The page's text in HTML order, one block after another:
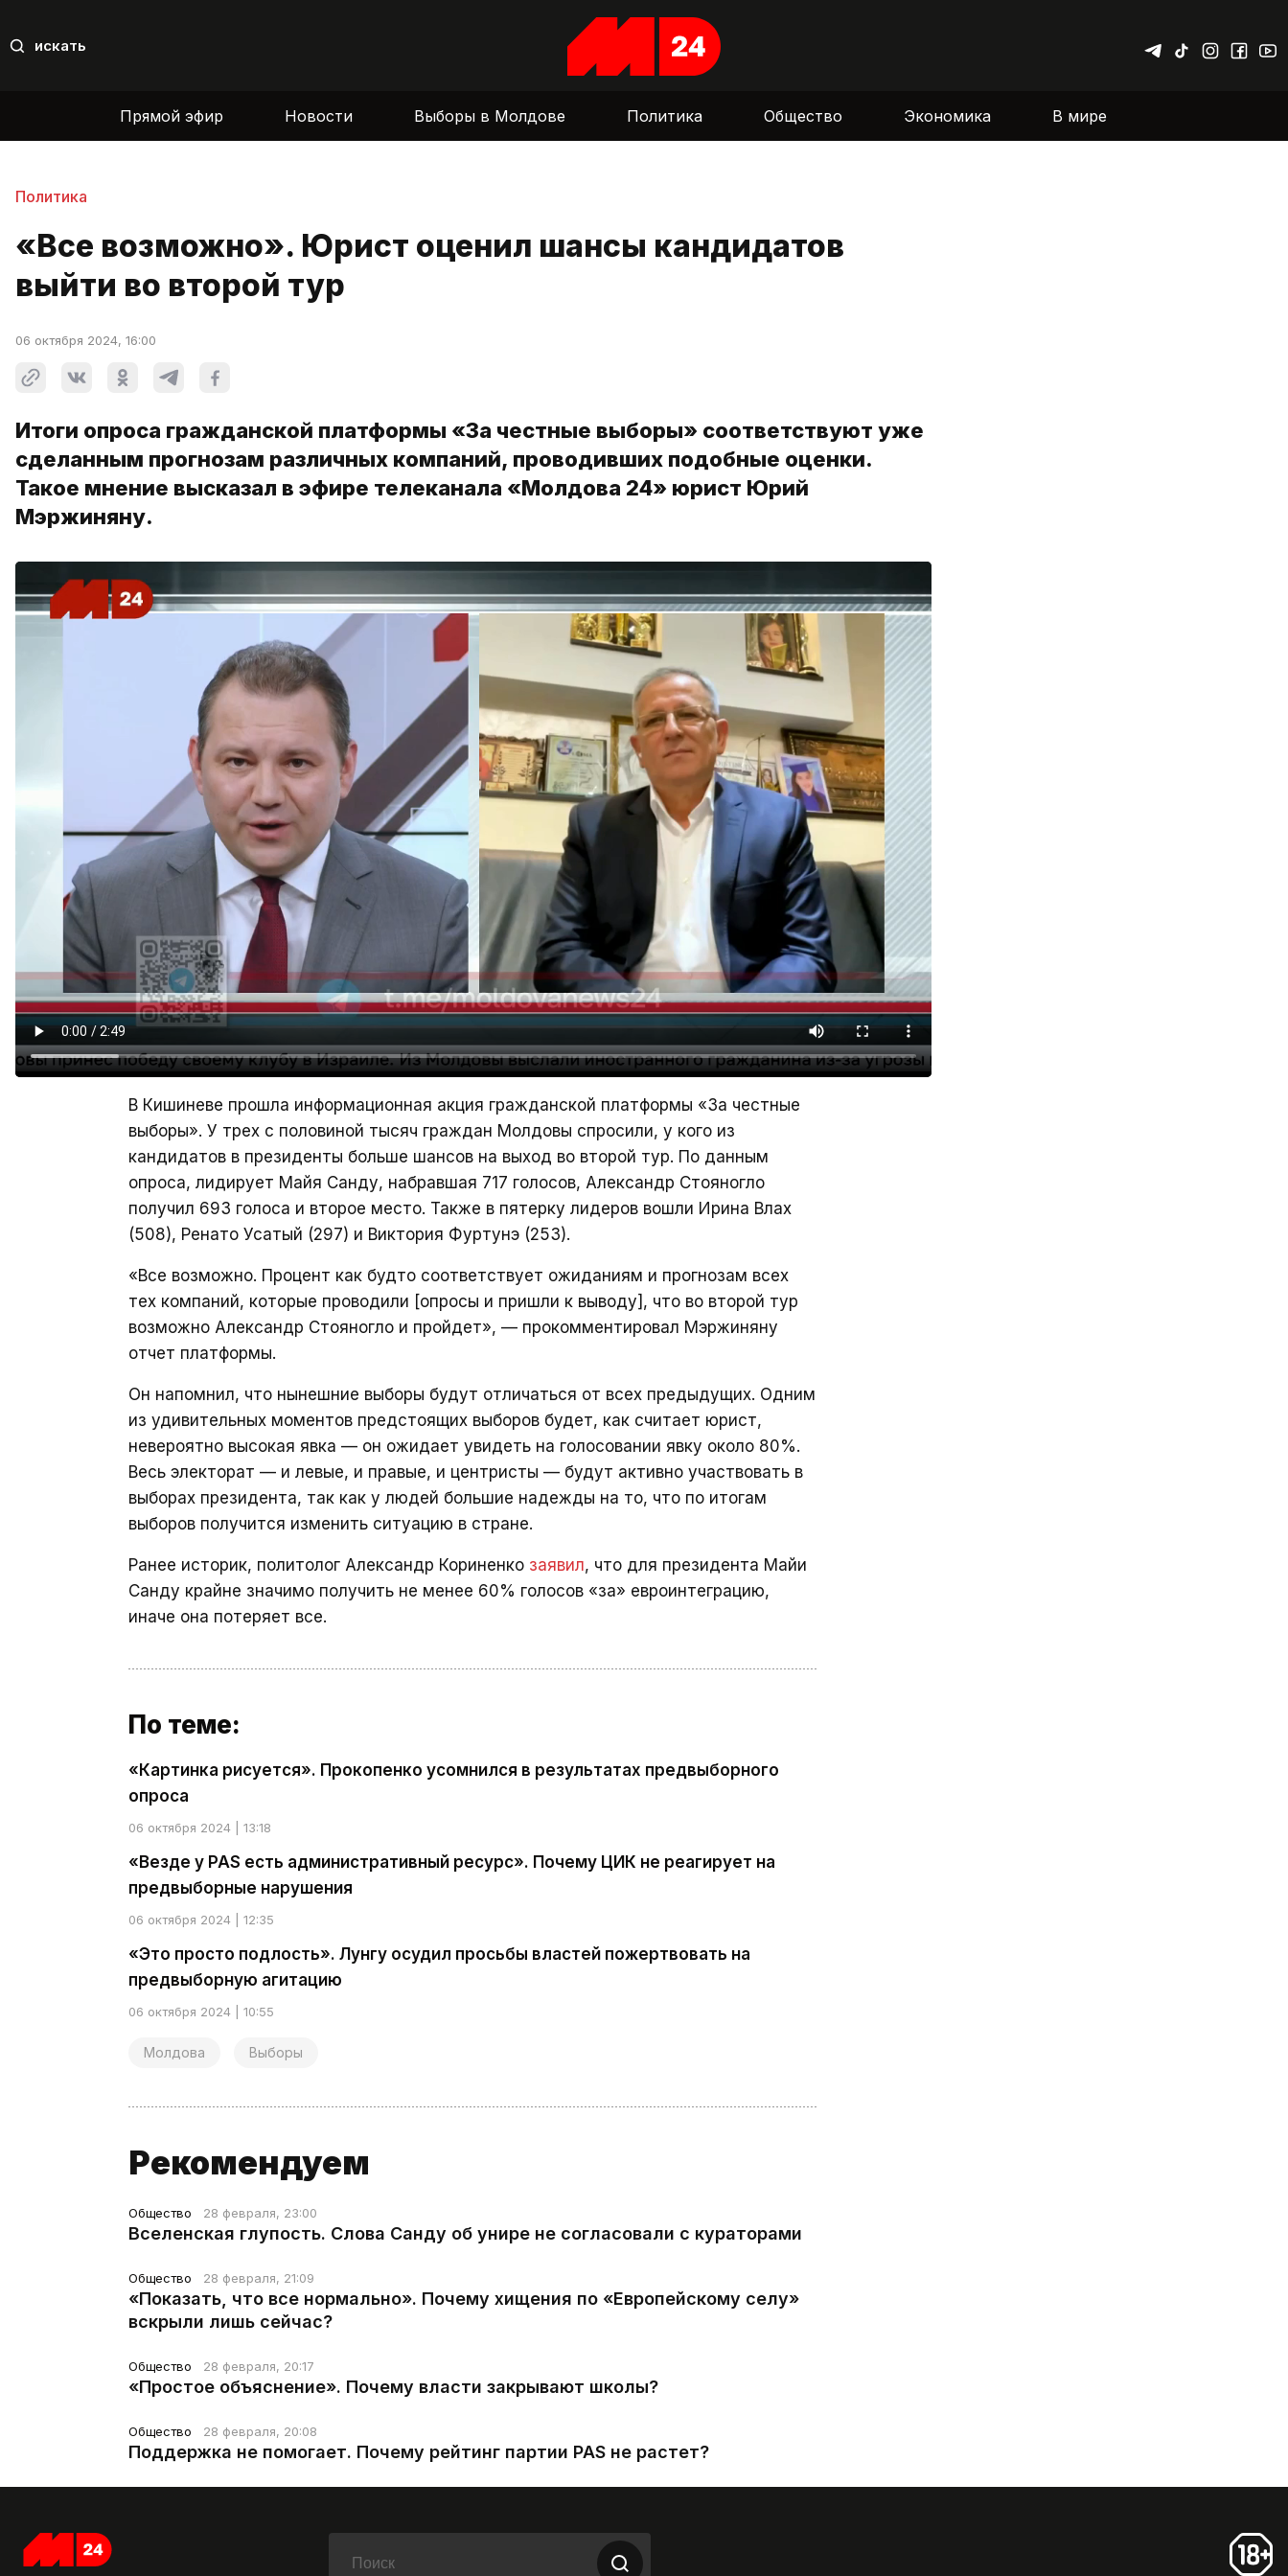
искать
Прямой эфир Новости Выборы в Молдове Политика Общество Экономика В мире
Политика
«Все возможно». Юрист оценил шансы кандидатов
выйти во второй тур
06 октября 2024, 16:00
Итоги опроса гражданской платформы «За честные выборы» соответствуют уже
сделанным прогнозам различных компаний, проводивших подобные оценки.
Такое мнение высказал в эфире телеканала «Молдова 24» юрист Юрий
Мэржиняну.
В Кишиневе прошла информационная акция гражданской платформы «За честные
выборы». У трех с половиной тысяч граждан Молдовы спросили, у кого из
кандидатов в президенты больше шансов на выход во второй тур. По данным
опроса, лидирует Майя Санду, набравшая 717 голосов, Александр Стояногло
получил 693 голоса и второе место. Также в пятерку лидеров вошли Ирина Влах
(508), Ренато Усатый (297) и Виктория Фуртунэ (253).
«Все возможно. Процент как будто соответствует ожиданиям и прогнозам всех
тех компаний, которые проводили [опросы и пришли к выводу], что во второй тур
возможно Александр Стояногло и пройдет», — прокомментировал Мэржиняну
отчет платформы.
Он напомнил, что нынешние выборы будут отличаться от всех предыдущих. Одним
из удивительных моментов предстоящих выборов будет, как считает юрист,
невероятно высокая явка — он ожидает увидеть на голосовании явку около 80%.
Весь электорат — и левые, и правые, и центристы — будут активно участвовать в
выборах президента, так как у людей большие надежды на то, что по итогам
выборов получится изменить ситуацию в стране.
Ранее историк, политолог Александр Кориненко заявил, что для президента Майи
Санду крайне значимо получить не менее 60% голосов «за» евроинтеграцию,
иначе она потеряет все.
По теме:
«Картинка рисуется». Прокопенко усомнился в результатах предвыборного
опроса
06 октября 2024 | 13:18
«Везде у PAS есть административный ресурс». Почему ЦИК не реагирует на
предвыборные нарушения
06 октября 2024 | 12:35
«Это просто подлость». Лунгу осудил просьбы властей пожертвовать на
предвыборную агитацию
06 октября 2024 | 10:55
Молдова Выборы
Рекомендуем
Общество 28 февраля, 23:00
Вселенская глупость. Слова Санду об унире не согласовали с кураторами
Общество 28 февраля, 21:09
«Показать, что все нормально». Почему хищения по «Европейскому селу»
вскрыли лишь сейчас?
Общество 28 февраля, 20:17
«Простое объяснение». Почему власти закрывают школы?
Общество 28 февраля, 20:08
Поддержка не помогает. Почему рейтинг партии PAS не растет?